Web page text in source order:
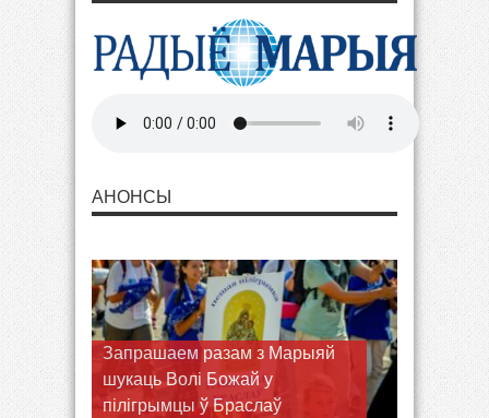
АНОНСЫ
Запрашаем разам з Марыяй
шукаць Волі Божай у
пілігрымцы ў Браслаў